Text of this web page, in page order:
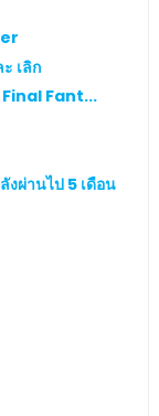
เลิก
Final Fant...
ผ่านไป 5 เดือน